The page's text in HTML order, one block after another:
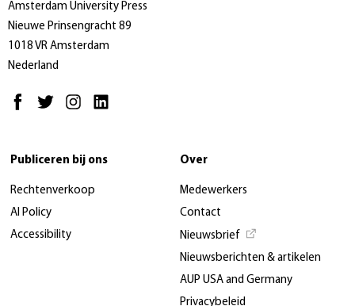
Amsterdam University Press
Nieuwe Prinsengracht 89
1018 VR Amsterdam
Nederland
Publiceren bij ons
Rechtenverkoop
AI Policy
Accessibility
Over
Medewerkers
Contact
Nieuwsbrief
Nieuwsberichten & artikelen
AUP USA and Germany
Privacybeleid